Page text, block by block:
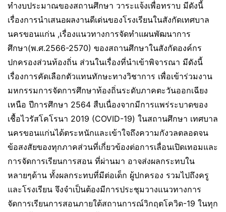
ทำงบประมาณของสถานศึกษา วาระแจ้งเพื่อทราบ มีดังนี้
เรื่องการนำเสนอผลงานดีเด่นของโรงเรียนในสังกัดเทศบาล
นครขอนแก่น ,เรื่องแนวทางการจัดทำแผนพัฒนาการ
ศึกษา(พ.ศ.2566-2570) ของสถานศึกษาในสังกัดองค์กร
ปกครองส่วนท้องถิ่น ส่วนในเรื่องที่นำเข้าพิจารณา มีดังนี้
เรื่องการคัดเลือกตัวแทนทักษะทางวิชาการ เพื่อเข้าร่วมงาน
มหกรรมการจัดการศึกษาท้องถิ่นระดับภาคตะวันออกเฉียง
เหนือ ปีการศึกษา 2564 สืบเนื่องจากมีการแพร่ระบาดของ
เชื้อไวรัสโคโรนา 2019 (COVID-19) ในสถานศึกษา เทศบาล
นครขอนแก่นได้ตระหนักและเข้าใจถึงความกังวลตลอดจน
ข้อสงสัยของทุกภาคส่วนที่เกี่ยวข้องต่อการเลื่อนเปิดเทอมและ
การจัดการเรียนการสอน ที่ผ่านมา อาจส่งผลกระทบใน
หลายๆด้าน ทั้งผลกระทบที่มีต่อเด็ก ผู้ปกครอง รวมไปถึงครู
และโรงเรียน จึงจำเป็นต้องมีการประชุมวางแนวทางการ
จัดการเรียนการสอนภายใต้สถานการณ์วิกฤตโควิด-19 ในทุก